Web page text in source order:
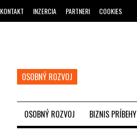
KONTAKT INZERCIA PARTNERI COOKIES
OSOBNÝ ROZVOJ
OSOBNÝ ROZVOJ BIZNIS PRÍBEHY